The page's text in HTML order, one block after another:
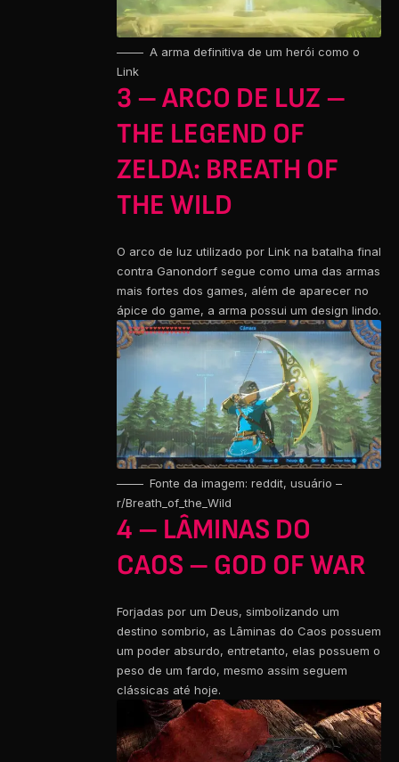
A arma definitiva de um herói como o
Link
3 – ARCO DE LUZ –
THE LEGEND OF
ZELDA: BREATH OF
THE WILD
O arco de luz utilizado por Link na batalha final
contra Ganondorf segue como uma das armas
mais fortes dos games, além de aparecer no
ápice do game, a arma possui um design lindo.
Fonte da imagem: reddit, usuário –
r/Breath_of_the_Wild
4 – LÂMINAS DO
CAOS – GOD OF WAR
Forjadas por um Deus, simbolizando um
destino sombrio, as Lâminas do Caos possuem
um poder absurdo, entretanto, elas possuem o
peso de um fardo, mesmo assim seguem
clássicas até hoje.